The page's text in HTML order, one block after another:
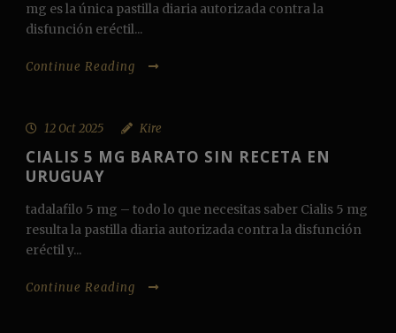
mg es la única pastilla diaria autorizada contra la
disfunción eréctil...
Continue Reading
12 Oct 2025 Kire
CIALIS 5 MG BARATO SIN RECETA EN
URUGUAY
tadalafilo 5 mg – todo lo que necesitas saber Cialis 5 mg
resulta la pastilla diaria autorizada contra la disfunción
eréctil y...
Continue Reading